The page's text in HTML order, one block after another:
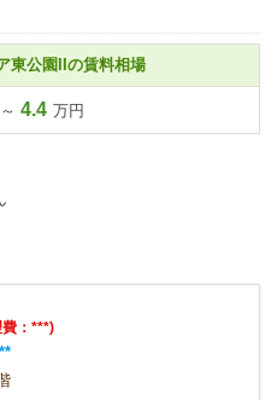
東公園IIの賃料相場
4.4 万円
：***)